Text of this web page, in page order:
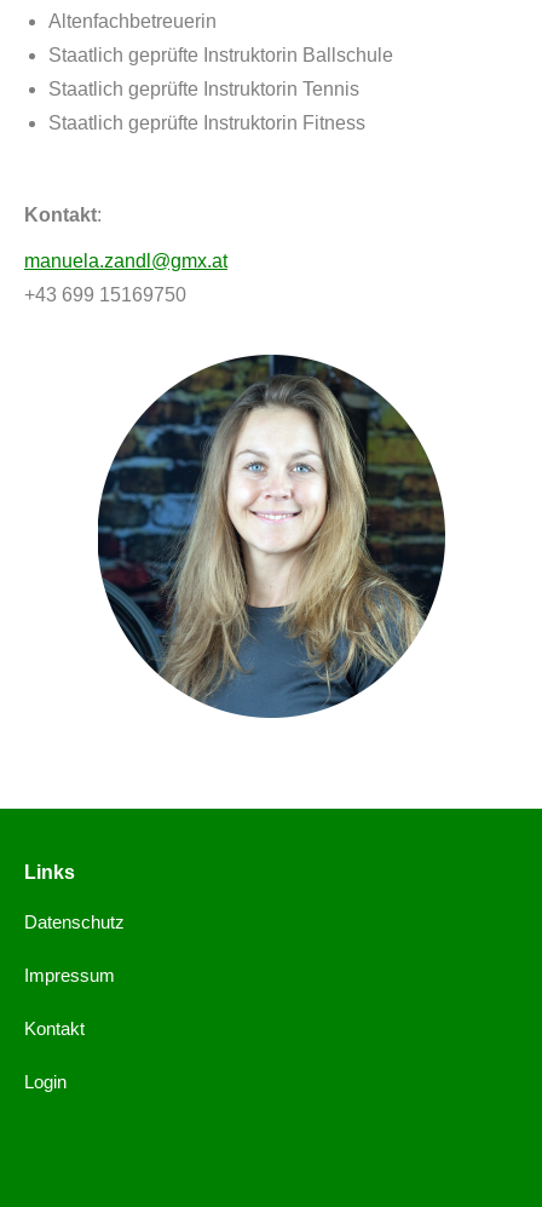
Altenfachbetreuerin
Staatlich geprüfte Instruktorin Ballschule
Staatlich geprüfte Instruktorin Tennis
Staatlich geprüfte Instruktorin Fitness
Kontakt:
manuela.zandl@gmx.at
+43 699 15169750
Links
Datenschutz
Impressum
Kontakt
Login